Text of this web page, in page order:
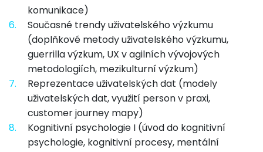
komunikace)
6.
Současné trendy uživatelského výzkumu
(doplňkové metody uživatelského výzkumu,
guerrilla výzkum, UX v agilních vývojových
metodologiích, mezikulturní výzkum)
7.
Reprezentace uživatelských dat (modely
uživatelských dat, využití person v praxi,
customer journey mapy)
8.
Kognitivní psychologie I (úvod do kognitivní
psychologie, kognitivní procesy, mentální